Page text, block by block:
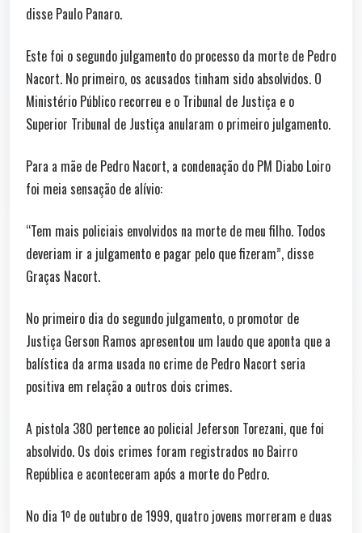
disse Paulo Panaro.
Este foi o segundo julgamento do processo da morte de Pedro
Nacort. No primeiro, os acusados tinham sido absolvidos. O
Ministério Público recorreu e o Tribunal de Justiça e o
Superior Tribunal de Justiça anularam o primeiro julgamento.
Para a mãe de Pedro Nacort, a condenação do PM Diabo Loiro
foi meia sensação de alívio:
“Tem mais policiais envolvidos na morte de meu filho. Todos
deveriam ir a julgamento e pagar pelo que fizeram”, disse
Graças Nacort.
No primeiro dia do segundo julgamento, o promotor de
Justiça Gerson Ramos apresentou um laudo que aponta que a
balística da arma usada no crime de Pedro Nacort seria
positiva em relação a outros dois crimes.
A pistola 380 pertence ao policial Jeferson Torezani, que foi
absolvido. Os dois crimes foram registrados no Bairro
República e aconteceram após a morte do Pedro.
No dia 1º de outubro de 1999, quatro jovens morreram e duas